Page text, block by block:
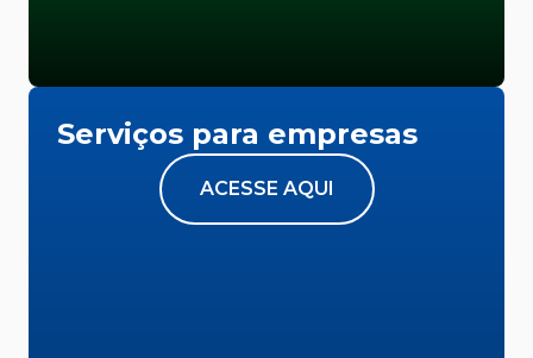
Serviços para empresas
ACESSE AQUI